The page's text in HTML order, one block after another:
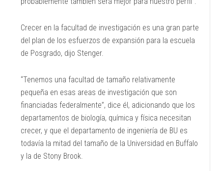
Crecer en la facultad de investigación es una gran parte
del plan de los esfuerzos de expansión para la escuela
de Posgrado, dijo Stenger.
“Tenemos una facultad de tamaño relativamente
pequeña en esas areas de investigación que son
financiadas federalmente”, dice él, adicionando que los
departamentos de biología, química y física necesitan
crecer, y que el departamento de ingeniería de BU es
todavía la mitad del tamaño de la Universidad en Buffalo
y la de Stony Brook.